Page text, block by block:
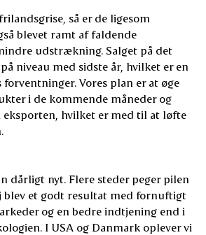
så er de ligesom
blevet ramt af faldende
udstrækning. Salget på det
niveau med sidste år, hvilket er en
Vores plan er at øge
i de kommende måneder og
eksporten, hvilket er med til at løfte
dårligt nyt. Flere steder peger pilen
blev et godt resultat med fornuftigt
og en bedre indtjening end i
I USA og Danmark oplever vi